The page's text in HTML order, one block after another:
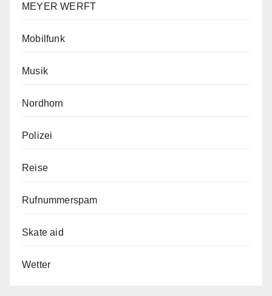
MEYER WERFT
Mobilfunk
Musik
Nordhorn
Polizei
Reise
Rufnummerspam
Skate aid
Wetter